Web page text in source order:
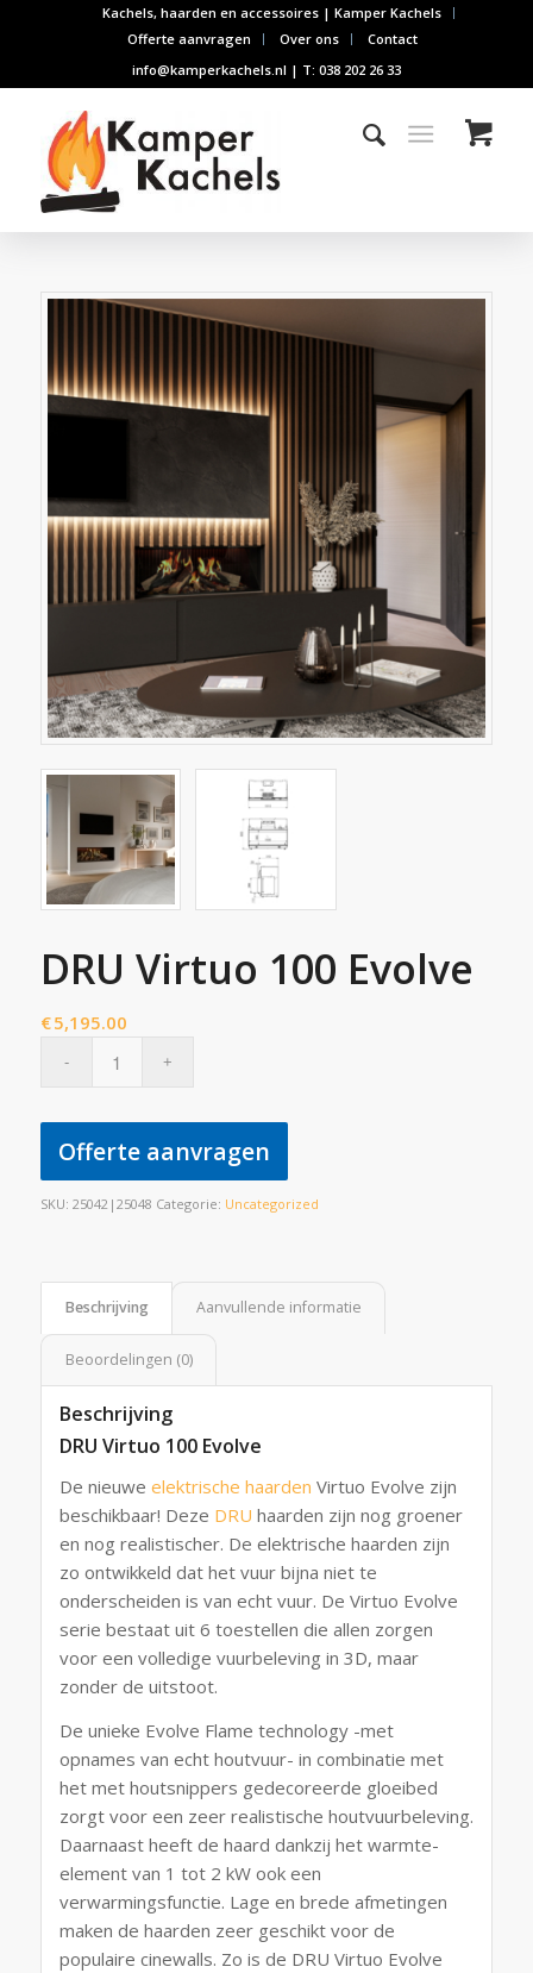
Kachels, haarden en accessoires | Kamper Kachels
Offerte aanvragen
Over ons
Contact
info@kamperkachels.nl | T: 038 202 26 33
DRU Virtuo 100 Evolve
€5,195.00
Offerte aanvragen
SKU: 25042|25048 Categorie: Uncategorized
Beschrijving Aanvullende informatie
Beoordelingen (0)
Beschrijving
DRU Virtuo 100 Evolve
De nieuwe elektrische haarden Virtuo Evolve zijn
beschikbaar! Deze DRU haarden zijn nog groener
en nog realistischer. De elektrische haarden zijn
zo ontwikkeld dat het vuur bijna niet te
onderscheiden is van echt vuur. De Virtuo Evolve
serie bestaat uit 6 toestellen die allen zorgen
voor een volledige vuurbeleving in 3D, maar
zonder de uitstoot.
De unieke Evolve Flame technology -met
opnames van echt houtvuur- in combinatie met
het met houtsnippers gedecoreerde gloeibed
zorgt voor een zeer realistische houtvuurbeleving.
Daarnaast heeft de haard dankzij het warmte-
element van 1 tot 2 kW ook een
verwarmingsfunctie. Lage en brede afmetingen
maken de haarden zeer geschikt voor de
populaire cinewalls. Zo is de DRU Virtuo Evolve